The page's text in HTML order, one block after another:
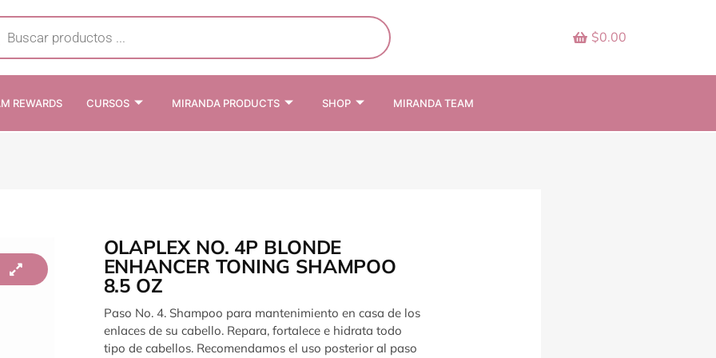
$0.00
REWARDS CURSOS MIRANDA PRODUCTS SHOP MIRANDA TEAM
OLAPLEX NO. 4P BLONDE
ENHANCER TONING SHAMPOO
8.5 OZ
Paso No. 4. Shampoo para mantenimiento en casa de los
enlaces de su cabello. Repara, fortalece e hidrata todo
tipo de cabellos. Recomendamos el uso posterior al paso